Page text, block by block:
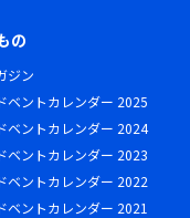
の
ジン
ベントカレンダー 2025
ベントカレンダー 2024
ベントカレンダー 2023
ベントカレンダー 2022
ベントカレンダー 2021